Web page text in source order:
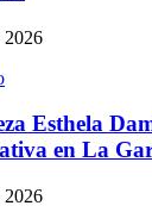
2026
Esthela
en La
2026